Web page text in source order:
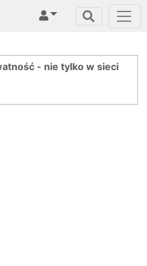
- nie tylko w sieci